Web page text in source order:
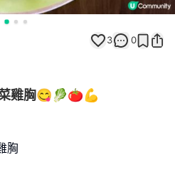
3 0
雞胸😋🥬🍅💪
胸